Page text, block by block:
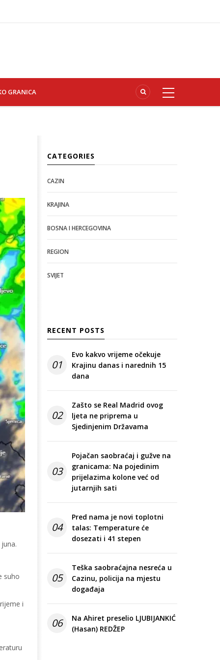
GRANICA
suho
i
CATEGORIES
CAZIN
KRAJINA
BOSNA I HERCEGOVINA
REGION
SVIJET
RECENT POSTS
01
Evo kakvo vrijeme očekuje
Krajinu danas i narednih 15
dana
02
Zašto se Real Madrid ovog
ljeta ne priprema u
Sjedinjenim Državama
03
Pojačan saobraćaj i gužve na
granicama: Na pojedinim
prijelazima kolone već od
jutarnjih sati
04
Pred nama je novi toplotni
talas: Temperature će
dosezati i 41 stepen
05
Teška saobraćajna nesreća u
Cazinu, policija na mjestu
događaja
06
Na Ahiret preselio LJUBIJANKIĆ
(Hasan) REDŽEP